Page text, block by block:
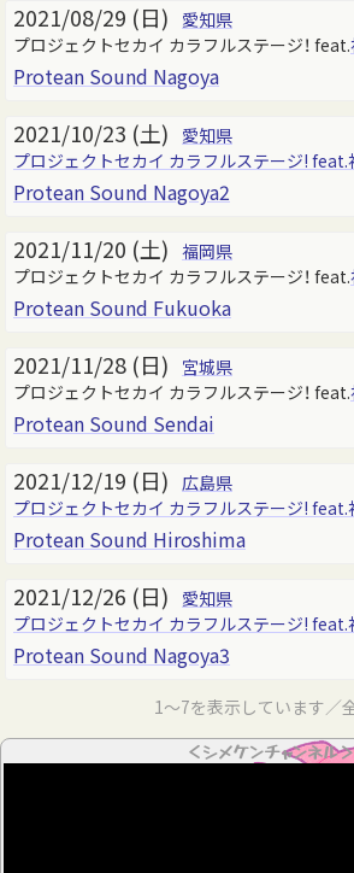
2021/08/29 (日)
愛知県
プロジェクトセカイ カラフルステージ！ feat.
Protean Sound Nagoya
2021/10/23 (土)
愛知県
プロジェクトセカイ カラフルステージ! feat.
Protean Sound Nagoya2
2021/11/20 (土) 福岡県
プロジェクトセカイ カラフルステージ！ feat.
Protean Sound Fukuoka
2021/11/28 (日)
宮城県
プロジェクトセカイ カラフルステージ！ feat.
Protean Sound Sendai
2021/12/19 (日) 広島県
プロジェクトセカイ カラフルステージ! feat.
Protean Sound Hiroshima
2021/12/26 (日)
愛知県
プロジェクトセカイ カラフルステージ! feat.
Protean Sound Nagoya3
1～7を表示しています／
＜シメケンチャンネル＞